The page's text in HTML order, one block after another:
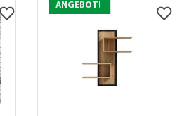
ANGEBOT!